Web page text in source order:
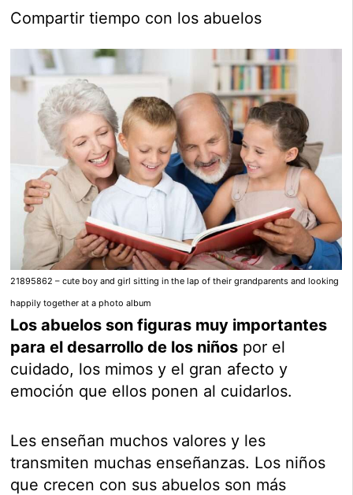
Compartir tiempo con los abuelos
21895862 – cute boy and girl sitting in the lap of their grandparents and looking
happily together at a photo album
Los abuelos son figuras muy importantes
para el desarrollo de los niños por el
cuidado, los mimos y el gran afecto y
emoción que ellos ponen al cuidarlos.
Les enseñan muchos valores y les
transmiten muchas enseñanzas. Los niños
que crecen con sus abuelos son más